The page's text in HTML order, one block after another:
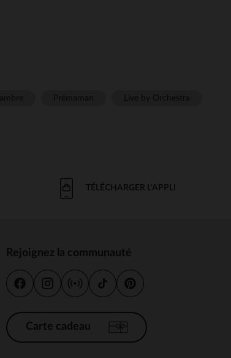
TÉLÉCHARGER L'APPLI
Rejoignez la communauté
Carte cadeau